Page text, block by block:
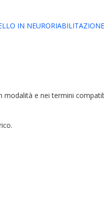
IN
e nei termini